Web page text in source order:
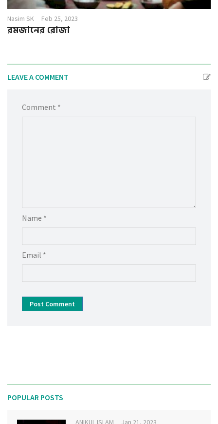
Nasim SK Feb 25, 2023
রমজানের রোজা
LEAVE A COMMENT
Comment *
Name *
Email *
Post Comment
POPULAR POSTS
ANIKUL ISLAM Jan 21, 2023